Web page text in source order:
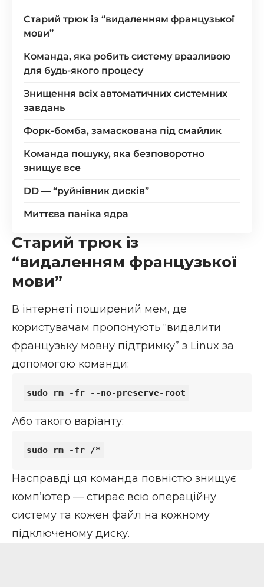
Старий трюк із “видаленням французької
мови”
Команда, яка робить систему вразливою
для будь-якого процесу
Знищення всіх автоматичних системних
завдань
Форк-бомба, замаскована під смайлик
Команда пошуку, яка безповоротно
знищує все
DD — “руйнівник дисків”
Миттєва паніка ядра
Старий трюк із
“видаленням французької
мови”
В інтернеті поширений мем, де
користувачам пропонують “видалити
французьку мовну підтримку” з Linux за
допомогою команди:
Або такого варіанту:
Насправді ця команда повністю знищує
комп’ютер — стирає всю операційну
систему та кожен файл на кожному
підключеному диску.